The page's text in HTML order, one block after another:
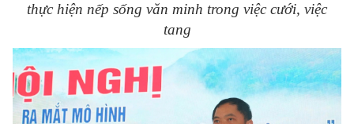
thực hiện nếp sống văn minh trong việc cưới, việc
tang